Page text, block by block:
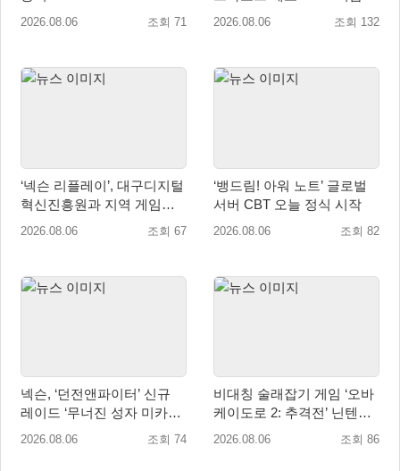
2026.08.06 조회 71
로모션 진행!
2026.08.06 조회 132
‘넥슨 리플레이’, 대구디지털
혁신진흥원과 지역 게임산
업 육성 위한 업무협약 체결
2026.08.06 조회 67
‘뱅드림! 아워 노트’ 글로벌
서버 CBT 오늘 정식 시작
2026.08.06 조회 82
넥슨, ‘던전앤파이터’ 신규
레이드 ‘무너진 성자 미카엘
라’ 업데이트!
2026.08.06 조회 74
비대칭 술래잡기 게임 ‘오바
케이도로 2: 추격전’ 닌텐도
eShop 출시
2026.08.06 조회 86